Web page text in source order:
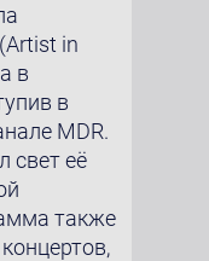
in
в
в
MDR.
свет её
также